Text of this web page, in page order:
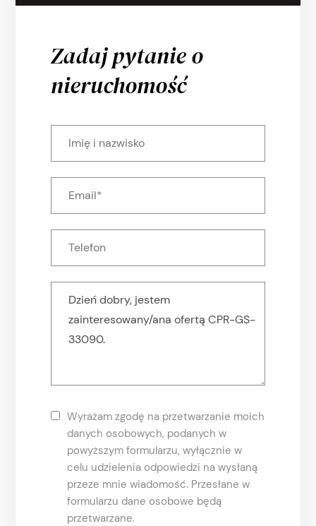
Zadaj pytanie o
nieruchomość
Wyrażam zgodę na przetwarzanie moich
danych osobowych, podanych w
powyższym formularzu, wyłącznie w
celu udzielenia odpowiedzi na wysłaną
przeze mnie wiadomość. Przesłane w
formularzu dane osobowe będą
przetwarzane.